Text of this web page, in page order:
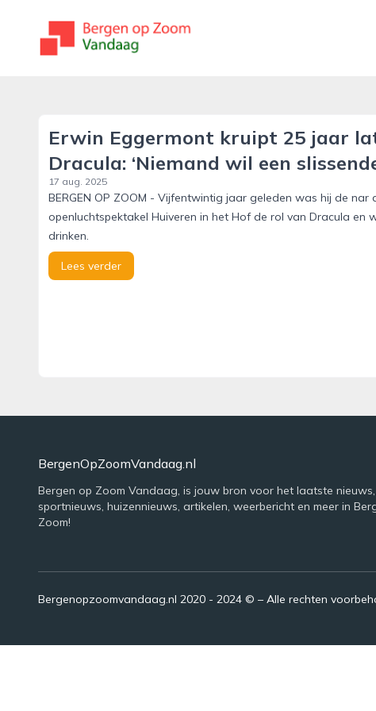
bergenopzoomvandaag.nl
Erwin Eggermont kruipt 25 jaar
Dracula: ‘Niemand wil een
17 aug. 2025
BERGEN OP ZOOM - Vijfentwintig jaar geleden was hij de
openluchtspektakel Huiveren in het Hof de rol van Dracula
drinken.
Lees verder
BergenOpZoomVandaag.nl
Bergen op Zoom Vandaag, is jouw bron voor het laatste nieuws,
sportnieuws, huizennieuws, artikelen, weerbericht en meer in
Zoom!
Bergenopzoomvandaag.nl 2020 - 2024 © – Alle rechten